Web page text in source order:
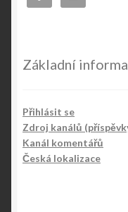
Základní
Přihlásit se
Zdroj kanálů
Kanál komentářů
Česká lokalizace